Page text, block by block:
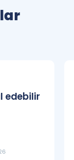
edebilir